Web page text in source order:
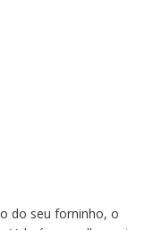
do seu forninho, o